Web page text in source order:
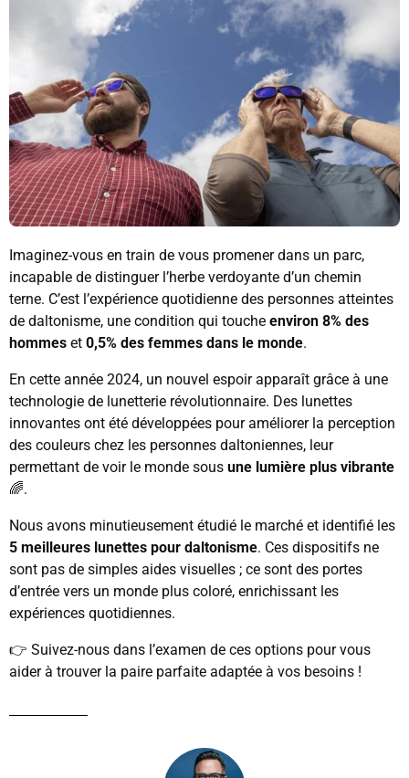
Imaginez-vous en train de vous promener dans un parc,
incapable de distinguer l’herbe verdoyante d’un chemin
terne. C’est l’expérience quotidienne des personnes atteintes
de daltonisme, une condition qui touche environ 8% des
hommes et 0,5% des femmes dans le monde.
En cette année 2024, un nouvel espoir apparaît grâce à une
technologie de lunetterie révolutionnaire. Des lunettes
innovantes ont été développées pour améliorer la perception
des couleurs chez les personnes daltoniennes, leur
permettant de voir le monde sous une lumière plus vibrante
🌈.
Nous avons minutieusement étudié le marché et identifié les
5 meilleures lunettes pour daltonisme. Ces dispositifs ne
sont pas de simples aides visuelles ; ce sont des portes
d’entrée vers un monde plus coloré, enrichissant les
expériences quotidiennes.
👉 Suivez-nous dans l’examen de ces options pour vous
aider à trouver la paire parfaite adaptée à vos besoins !